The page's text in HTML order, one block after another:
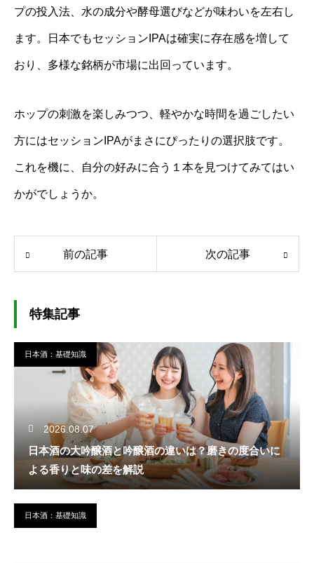
プの投入法、水の成分や酵母選びなどが味わいを左右し
ます。日本でもセッションIPAは確実に存在感を増して
おり、多様な銘柄が市場に出回っています。
ホップの刺激を楽しみつつ、軽やかな時間を過ごしたい
方にはセッションIPAがまさにぴったりの選択肢です。
これを機に、自分の好みに合う１本を見つけてみてはい
かがでしょうか。
前の記事 次の記事
特集記事
日本酒：基礎知識
2026.08.07
日本酒の大吟醸酒と吟醸酒の違いは？磨きの度合いに
よる香りと味の差を解説
日本酒：基礎知識